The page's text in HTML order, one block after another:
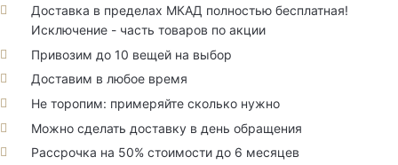
Доставка в пределах МКАД полностью бесплатная!
Исключение - часть товаров по акции
Привозим до 10 вещей на выбор
Доставим в любое время
Не торопим: примеряйте сколько нужно
Можно сделать доставку в день обращения
Рассрочка на 50% стоимости до 6 месяцев